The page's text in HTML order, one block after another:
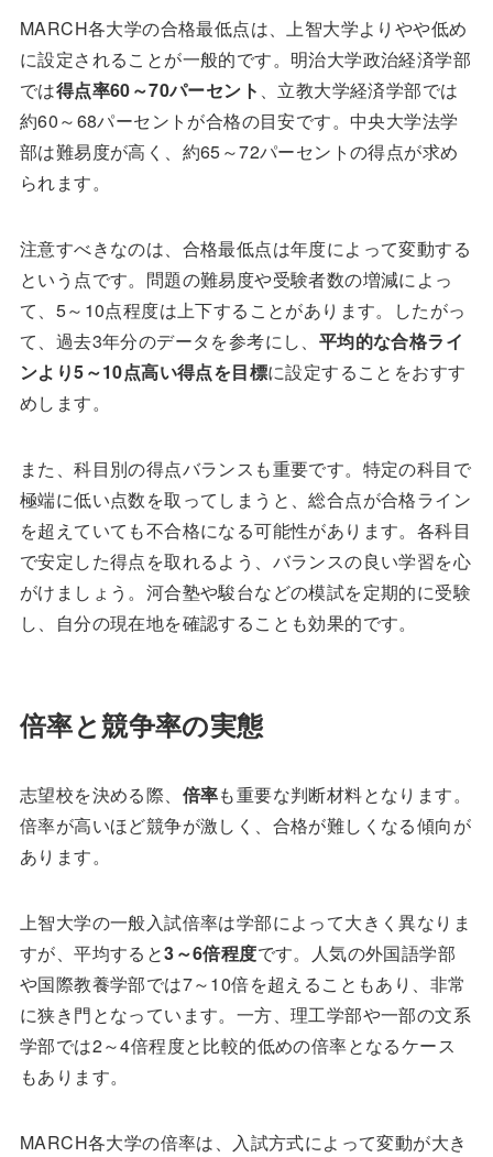
MARCH各大学の合格最低点は、上智大学よりやや低め
に設定されることが一般的です。明治大学政治経済学部
では得点率60～70パーセント 、立教大学経済学部では
約60～68パーセントが合格の目安です。中央大学法学
部は難易度が高く、約65～72パーセントの得点が求め
られます。
注意すべきなのは、合格最低点は年度によって変動する
という点です。問題の難易度や受験者数の増減によっ
て、5～10点程度は上下することがあります。したがっ
て、過去3年分のデータを参考にし、 平均的な合格ライ
ンより5～10点高い得点を目標に設定することをおすす
めします。
また、科目別の得点バランスも重要です。特定の科目で
極端に低い点数を取ってしまうと、総合点が合格ライン
を超えていても不合格になる可能性があります。各科目
で安定した得点を取れるよう、バランスの良い学習を心
がけましょう。河合塾や駿台などの模試を定期的に受験
し、自分の現在地を確認することも効果的です。
倍率と競争率の実態
志望校を決める際、 倍率も重要な判断材料となります。
倍率が高いほど競争が激しく、合格が難しくなる傾向が
あります。
上智大学の一般入試倍率は学部によって大きく異なりま
すが、平均すると3～6倍程度です。人気の外国語学部
や国際教養学部では7～10倍を超えることもあり、非常
に狭き門となっています。一方、理工学部や一部の文系
学部では2～4倍程度と比較的低めの倍率となるケース
もあります。
MARCH各大学の倍率は、入試方式によって変動が大き